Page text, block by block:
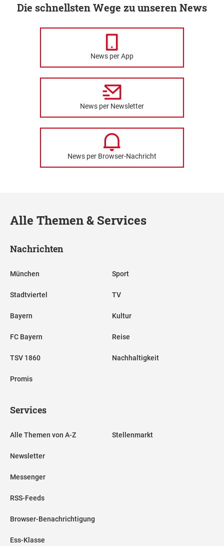
Die schnellsten Wege zu unseren News
News per App
News per Newsletter
News per Browser-Nachricht
Alle Themen & Services
Nachrichten
München
Stadtviertel
Bayern
FC Bayern
TSV 1860
Promis
Sport
TV
Kultur
Reise
Nachhaltigkeit
Services
Alle Themen von A-Z
Newsletter
Messenger
RSS-Feeds
Browser-Benachrichtigung
Ess-Klasse
Stellenmarkt